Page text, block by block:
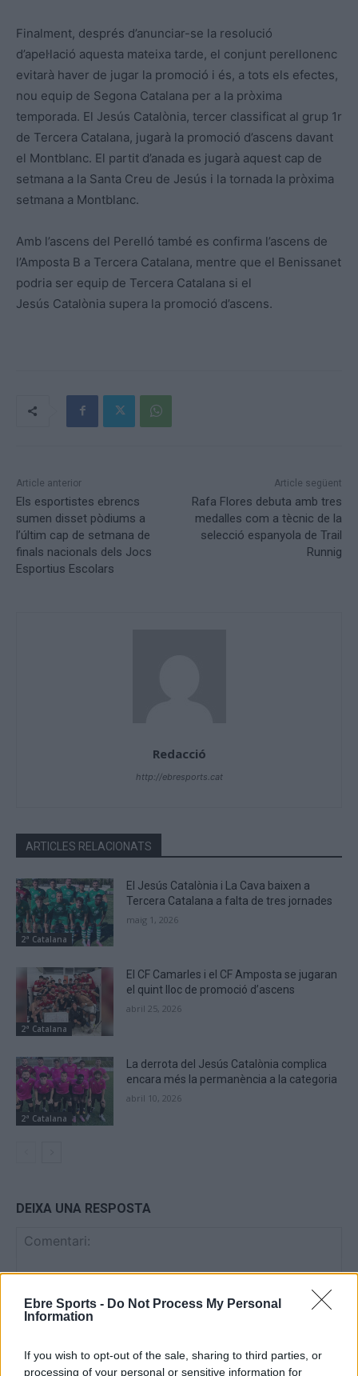
Ebre Sports - Do Not Process My Personal
Information
If you wish to opt-out of the sale, sharing to third parties, or
processing of your personal or sensitive information for
Finalment, després d’anunciar-se la resolució
d’apel·lació aquesta mateixa tarde, el conjunt perellonenc
evitarà haver de jugar la promoció i és, a tots els efectes,
nou equip de Segona Catalana per a la pròxima
temporada. El Jesús Catalònia, tercer classificat al grup 1r
de Tercera Catalana, jugarà la promoció d’ascens davant
el Montblanc. El partit d’anada es jugarà aquest cap de
setmana a la Santa Creu de Jesús i la tornada la pròxima
setmana a Montblanc.
Amb l’ascens del Perelló també es confirma l’ascens de
l’Amposta B a Tercera Catalana, mentre que el Benissanet
podria ser equip de Tercera Catalana si el
Jesús Catalònia supera la promoció d’ascens.
Article anterior
Els esportistes ebrencs
sumen disset pòdiums a
l’últim cap de setmana de
finals nacionals dels Jocs
Esportius Escolars
Article següent
Rafa Flores debuta amb tres
medalles com a tècnic de la
selecció espanyola de Trail
Runnig
Redacció
http://ebresports.cat
ARTICLES RELACIONATS
2ª Catalana
El Jesús Catalònia i La Cava baixen a
Tercera Catalana a falta de tres jornades
maig 1, 2026
2ª Catalana
El CF Camarles i el CF Amposta se jugaran
el quint lloc de promoció d’ascens
abril 25, 2026
2ª Catalana
La derrota del Jesús Catalònia complica
encara més la permanència a la categoria
abril 10, 2026
DEIXA UNA RESPOSTA
Comentari: